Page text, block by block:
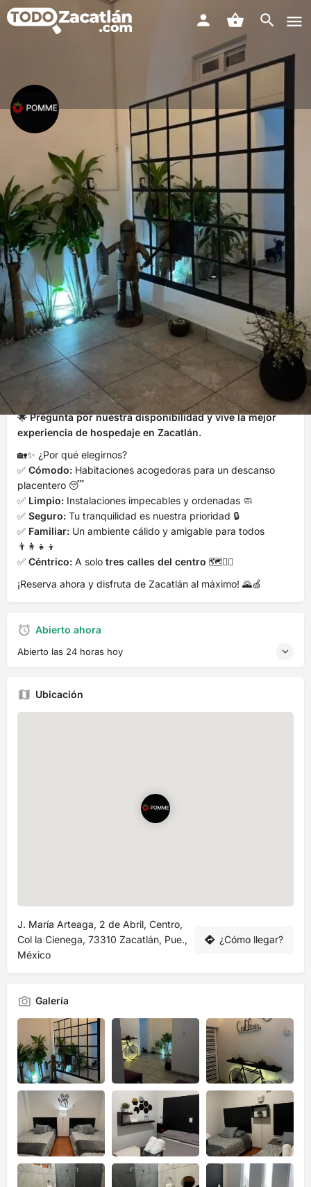
Hostal Pomme Zacatlán
¡Te estamos esperando con los brazos abiertos! 🤗🙌🏻
Rango de precios
$ 797 106 6216
Perfil Reseñas 0 Tienda 0 Eventos 0
Enviar mensaje Guardar Compartir
Descripción
¡Te estamos esperando con los brazos abiertos! 🤗🙌🏻
Somos una pequeña empresa familiar de alojamiento que
busca la satisfacción de el descanso en su visita a Zacatlán.
🌟 Pregunta por nuestra disponibilidad y vive la mejor
experiencia de hospedaje en Zacatlán.
🏡✨ ¿Por qué elegirnos?
✅ Cómodo: Habitaciones acogedoras para un descanso
placentero 😴
✅ Limpio: Instalaciones impecables y ordenadas 🧼
✅ Seguro: Tu tranquilidad es nuestra prioridad 🔒
✅ Familiar: Un ambiente cálido y amigable para todos
👨‍👩‍👧‍👦
✅ Céntrico: A solo tres calles del centro 🗺️🚶‍♂️
¡Reserva ahora y disfruta de Zacatlán al máximo! 🌄🍏
Abierto ahora
Abierto las 24 horas hoy
Ubicación
J. María Arteaga, 2 de Abril, Centro,
Col la Cienega, 73310 Zacatlán, Pue.,
México
¿Cómo llegar?
Galería